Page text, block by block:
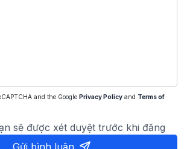
and the Google Privacy Policy and Terms of
sẽ được xét duyệt trước khi đăng
Gửi bình luận